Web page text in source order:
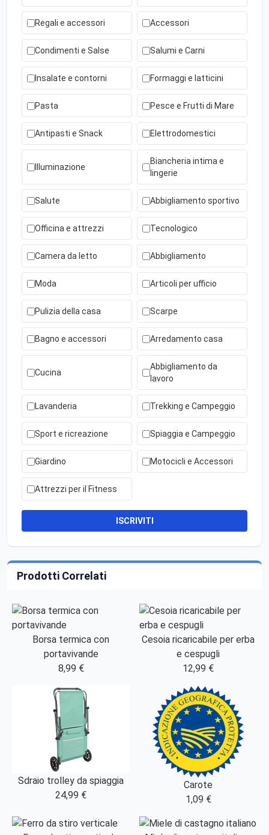
Regali e accessori Accessori
Condimenti e Salse Salumi e Carni
Insalate e contorni Formaggi e latticini
Pasta Pesce e Frutti di Mare
Antipasti e Snack Elettrodomestici
Illuminazione
Biancheria intima e
lingerie
Salute Abbigliamento sportivo
Officina e attrezzi Tecnologico
Camera da letto Abbigliamento
Moda Articoli per ufficio
Pulizia della casa Scarpe
Bagno e accessori Arredamento casa
Cucina
Abbigliamento da
lavoro
Lavanderia Trekking e Campeggio
Sport e ricreazione Spiaggia e Campeggio
Giardino Motocicli e Accessori
Attrezzi per il Fitness
ISCRIVITI
Prodotti Correlati
Borsa termica con
portavivande
8,99 €
Cesoia ricaricabile per erba
e cespugli
12,99 €
Sdraio trolley da spiaggia
24,99 €
Carote
1,09 €